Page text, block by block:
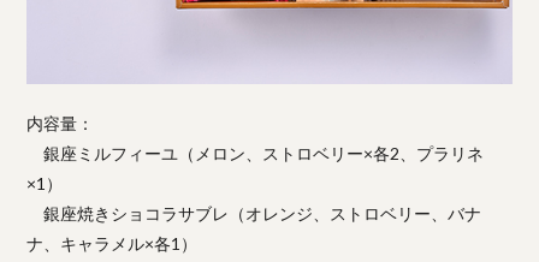
内容量：
銀座ミルフィーユ（メロン、ストロベリー×各2、プラリネ
×1）
銀座焼きショコラサブレ（オレンジ、ストロベリー、バナ
ナ、キャラメル×各1）